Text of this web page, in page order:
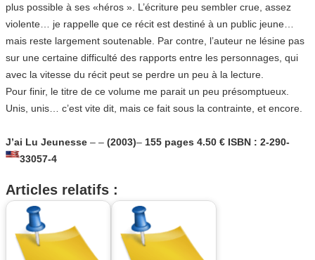
plus possible à ses «héros ». L’écriture peu sembler crue, assez
violente… je rappelle que ce récit est destiné à un public jeune…
mais reste largement soutenable. Par contre, l’auteur ne lésine pas
sur une certaine difficulté des rapports entre les personnages, qui
avec la vitesse du récit peut se perdre un peu à la lecture.
Pour finir, le titre de ce volume me parait un peu présomptueux.
Unis, unis… c’est vite dit, mais ce fait sous la contrainte, et encore.
J’ai Lu Jeunesse – – (2003)– 155 pages 4.50 € ISBN : 2-290-
33057-4
Articles relatifs :